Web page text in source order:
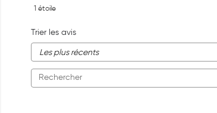
1 étoile
Trier les avis